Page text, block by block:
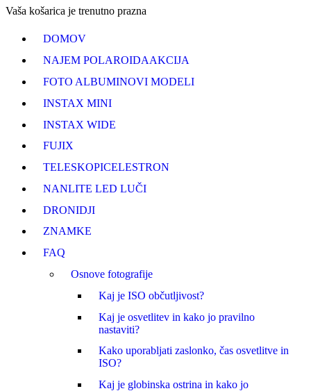
Vaša košarica je trenutno prazna
DOMOV
NAJEM POLAROIDAAKCIJA
FOTO ALBUMINOVI MODELI
INSTAX MINI
INSTAX WIDE
FUJIX
TELESKOPICELESTRON
NANLITE LED LUČI
DRONIDJI
ZNAMKE
FAQ
Osnove fotografije
Kaj je ISO občutljivost?
Kaj je osvetlitev in kako jo pravilno
nastaviti?
Kako uporabljati zaslonko, čas osvetlitve in
ISO?
Kaj je globinska ostrina in kako jo